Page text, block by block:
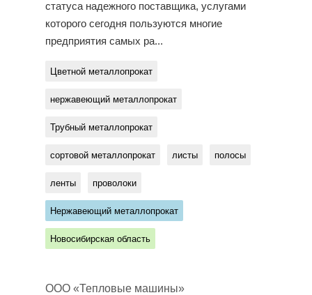
статуса надежного поставщика, услугами
которого сегодня пользуются многие
предприятия самых ра...
Цветной металлопрокат
нержавеющий металлопрокат
Трубный металлопрокат
сортовой металлопрокат листы полосы
ленты проволоки
Нержавеющий металлопрокат
Новосибирская область
ООО «Тепловые машины»